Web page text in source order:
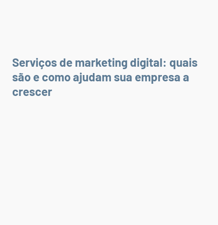
Serviços de marketing digital: quais
são e como ajudam sua empresa a
crescer